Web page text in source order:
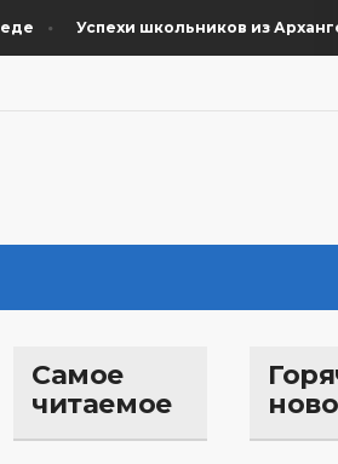
Успехи школьников из
Самое
читаемое